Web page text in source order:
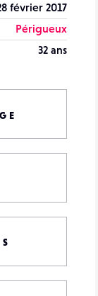
février 2017
Périgueux
32 ans